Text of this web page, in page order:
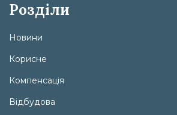
Розділи
Новини
Корисне
Компенсація
Відбудова